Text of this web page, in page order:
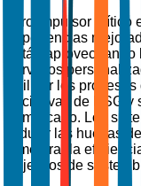
Otro impulsor crítico
experiencias
están
servicios
agilizar los
iniciativas de ESG
el mercado. Los
reducir las huellas
y mejorar la
objetivos de